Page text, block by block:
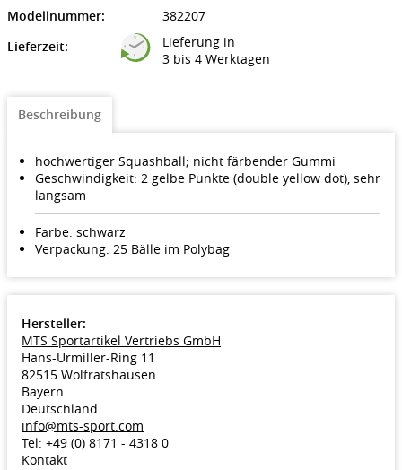
Modellnummer:
382207
Lieferzeit:
Lieferung in
3 bis 4 Werktagen
Beschreibung
hochwertiger Squashball; nicht färbender Gummi
Geschwindigkeit: 2 gelbe Punkte (double yellow dot), sehr
langsam
Farbe: schwarz
Verpackung: 25 Bälle im Polybag
Hersteller:
MTS Sportartikel Vertriebs GmbH
Hans-Urmiller-Ring 11
82515 Wolfratshausen
Bayern
Deutschland
info@mts-sport.com
Tel: +49 (0) 8171 - 4318 0
Kontakt